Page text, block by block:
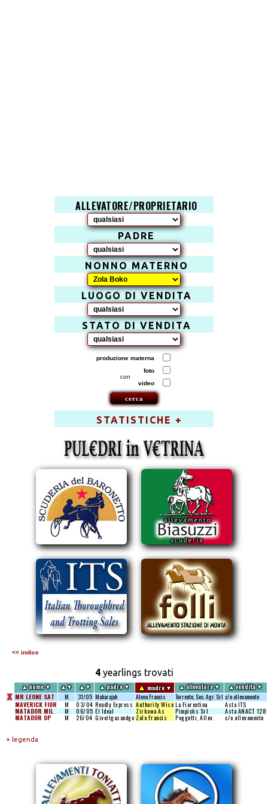
ALLEVATORE/PROPRIETARIO
PADRE
NONNO MATERNO
LUOGO DI VENDITA
STATO DI VENDITA
produzione materna
con
foto
video
STATISTICHE +
<< indice
4yearlings trovati
▲nome▼ ▲▼ ▲▼ ▲padre▼ ▲madre▼ ▲allevatore▼ ▲vendita▼
X MR LEONE SAT M 31/05 Maharajah Atena Francis Torrente, Soc. Agr. Srl c/o allevamento
MAVERICK FIOR
M 03/04 Readly Express Authority Wise La Fiorentina Asta ITS
MATADOR MIL M 06/05 El Ideal Zirkawa As Pimpicks Srl Asta ANACT 128
MATADOR OP M 26/04 Giveitgasandgo Zola Francis Poggetti, Allev. c/o allevamento
+ legenda